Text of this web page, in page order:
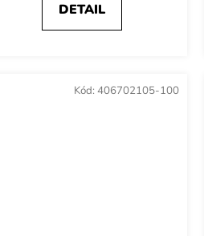
DETAIL
Kód: 406702105-100